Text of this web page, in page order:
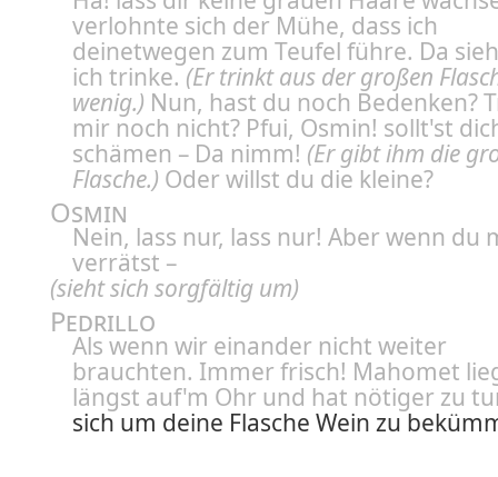
verlohnte sich der Mühe, dass ich
deinetwegen zum Teufel führe. Da
ich trinke. (Er trinkt aus der großen
wenig.) Nun, hast du noch Bedenken?
mir noch nicht? Pfui, Osmin! sollt'st
schämen – Da nimm! (Er gibt ihm die
Flasche.) Oder willst du die kleine?
Osmin
Nein, lass nur, lass nur! Aber wenn du
verrätst –
(sieht sich sorgfältig um)
Pedrillo
Als wenn wir einander nicht weiter
brauchten. Immer frisch! Mahomet
längst auf'm Ohr und hat nötiger zu
sich um deine Flasche Wein zu